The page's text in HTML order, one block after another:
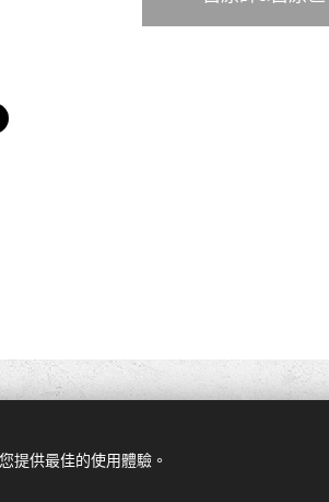
提供最佳的使用體驗。